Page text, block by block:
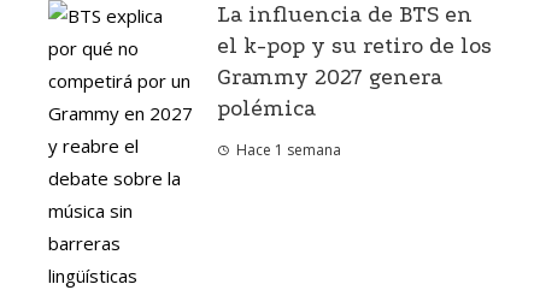
La influencia de BTS en
el k-pop y su retiro de los
Grammy 2027 genera
polémica
Hace 1 semana